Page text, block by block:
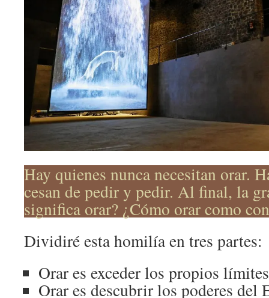
Hay quienes nunca necesitan orar.
cesan de pedir y pedir. Al final, la
significa orar? ¿Cómo orar como
Dividiré esta homilía en tres partes:
Orar es exceder los propios
Orar es descubrir los poderes del